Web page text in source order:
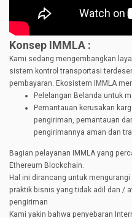
Konsep IMMLA :
Kami sedang mengembangkan
sistem kontrol transportasi
pembayaran. Ekosistem IMMLA
Pelelangan Belanda untuk
Pemantauan kerusakan
pengiriman, pemantauan
pengirimannya aman dan
Bagian pelayanan IMMLA yang
Ethereum Blockchain.
Hal ini dirancang untuk
praktik bisnis yang tidak adil dan /
pengiriman
Kami yakin bahwa penyebaran